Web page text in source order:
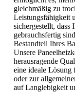
gleichmäßig zu
Leistungsfähigkeit
sichergestellt, dass
gebrauchsfertig
Bestandteil Ihres
Unsere
herausragende
eine ideale Lösung
oder zur
auf Langlebigkeit